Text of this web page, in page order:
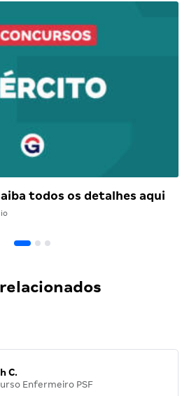
todos os detalhes aqui
C.
Enfermeiro PSF